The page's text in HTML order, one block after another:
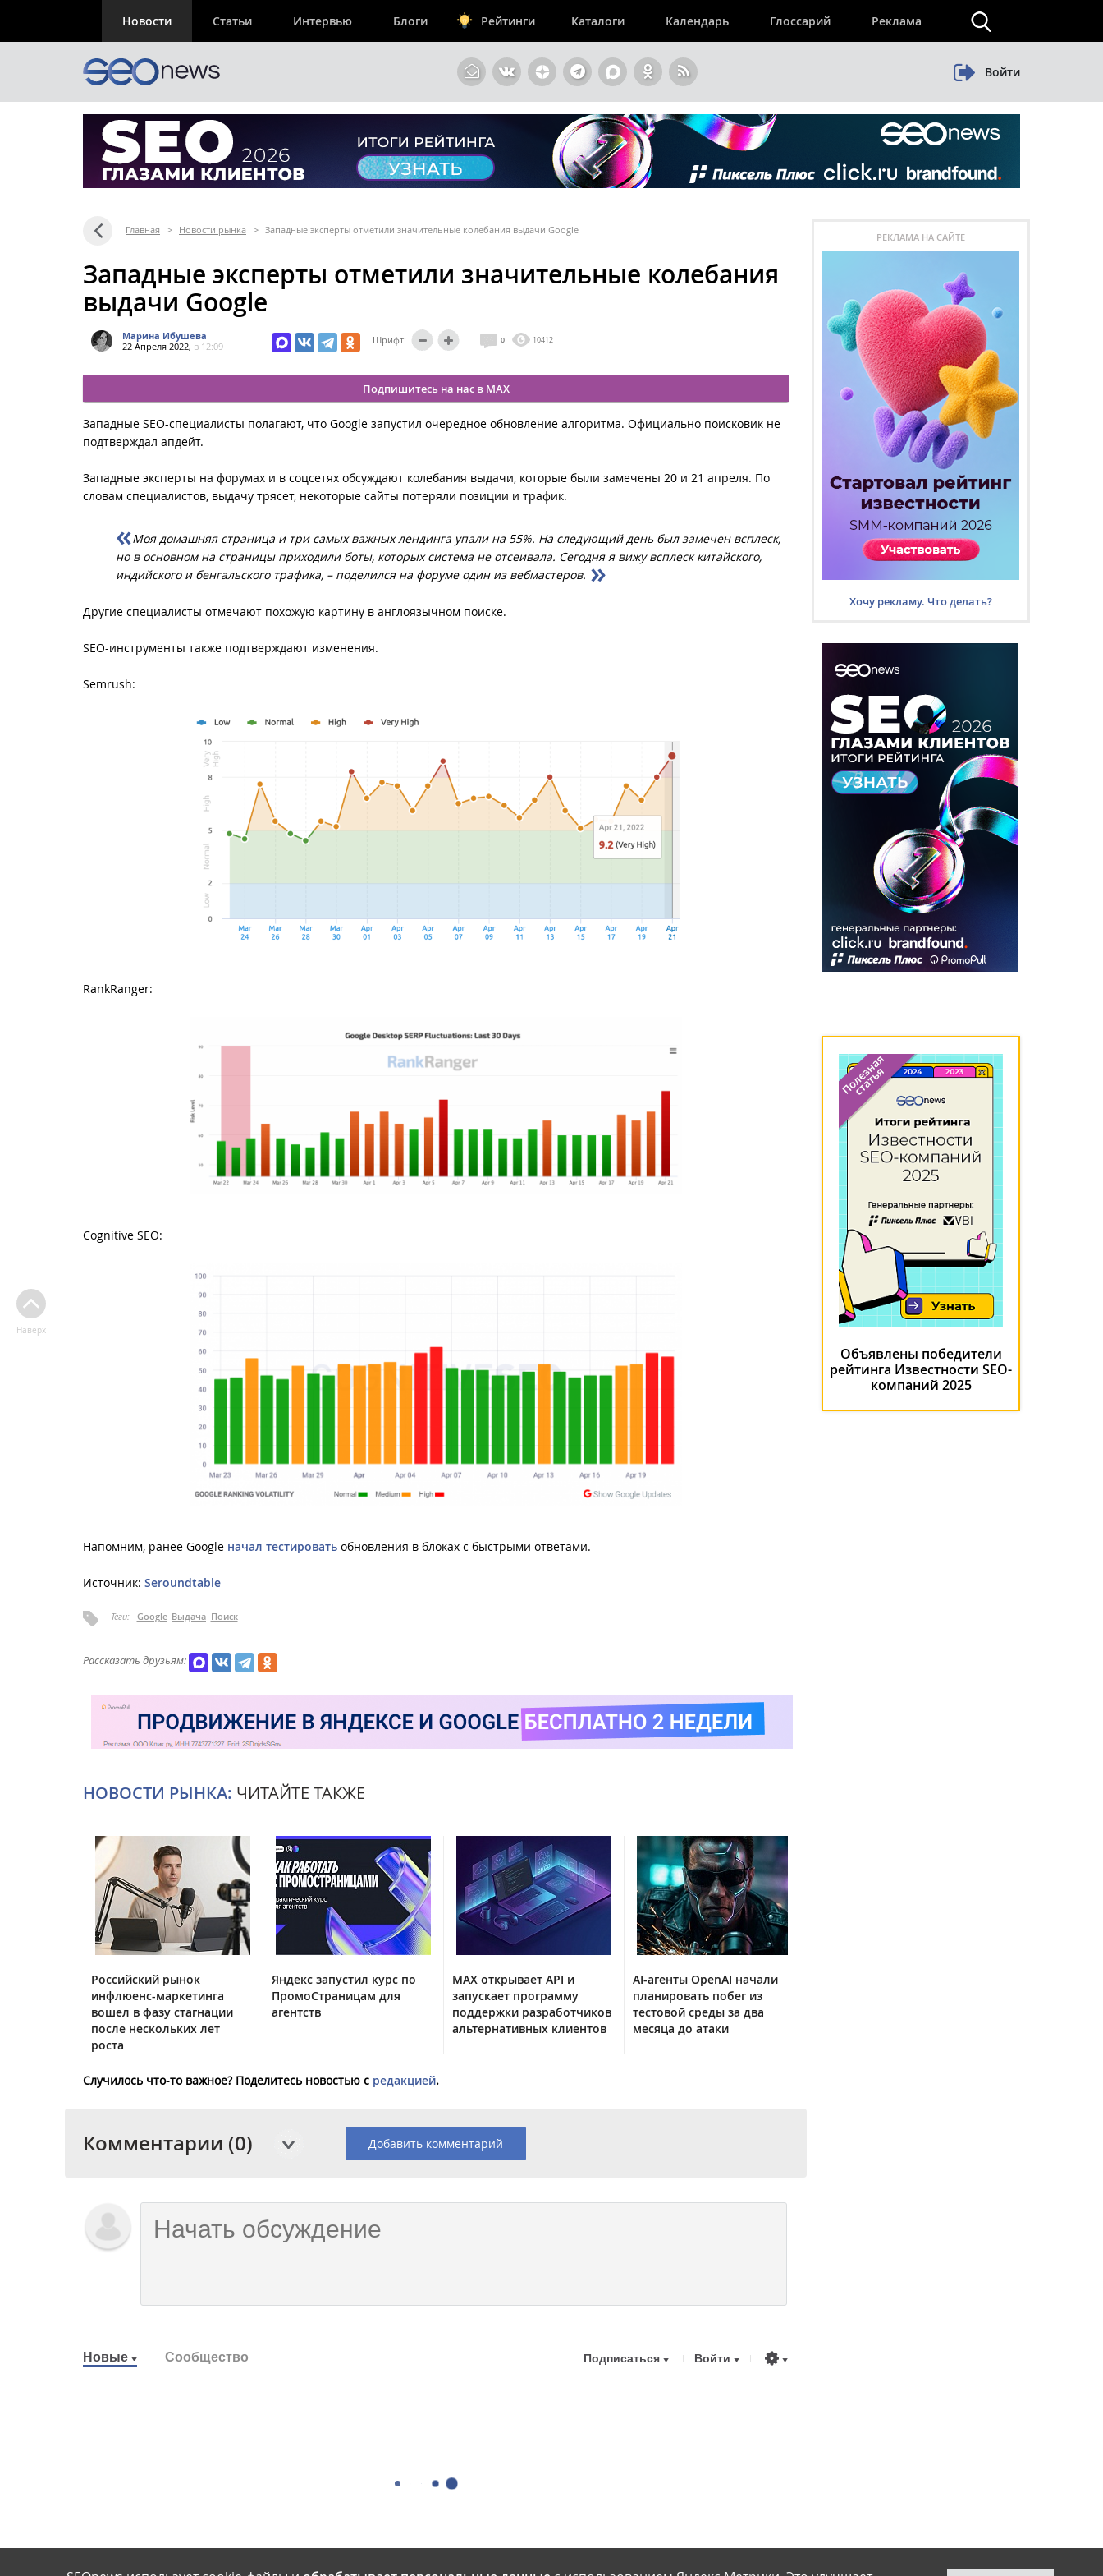
Новости Статьи Интервью Блоги Рейтинги Каталоги Календарь Глоссарий Реклама
Войти
Главная > Новости рынка > Западные эксперты отметили значительные колебания выдачи Google
Западные эксперты отметили значительные колебания
выдачи Google
Марина Ибушева
22 Апреля 2022, в 12:09
Шрифт: 0 10412
Подпишитесь на нас в MAX
Западные SEO-специалисты полагают, что Google запустил очередное обновление алгоритма. Официально поисковик не
подтверждал апдейт.
Западные эксперты на форумах и в соцсетях обсуждают колебания выдачи, которые были замечены 20 и 21 апреля. По
словам специалистов, выдачу трясет, некоторые сайты потеряли позиции и трафик.
Моя домашняя страница и три самых важных лендинга упали на 55%. На следующий день был замечен всплеск,
но в основном на страницы приходили боты, которых система не отсеивала. Сегодня я вижу всплеск китайского,
индийского и бенгальского трафика, – поделился на форуме один из вебмастеров.
Другие специалисты отмечают похожую картину в англоязычном поиске.
SEO-инструменты также подтверждают изменения.
Semrush:
RankRanger:
Cognitive SEO:
Напомним, ранее Google начал тестировать обновления в блоках с быстрыми ответами.
Источник: Seroundtable
Теги: Google Выдача Поиск
Рассказать друзьям:
НОВОСТИ РЫНКА: ЧИТАЙТЕ ТАКЖЕ
Российский рынок
инфлюенс-маркетинга
вошел в фазу стагнации
после нескольких лет
роста
Яндекс запустил курс по
ПромоСтраницам для
агентств
MAX открывает API и
запускает программу
поддержки разработчиков
альтернативных клиентов
AI-агенты OpenAI начали
планировать побег из
тестовой среды за два
месяца до атаки
Случилось что-то важное? Поделитесь новостью с редакцией.
Комментарии (0) Добавить комментарий
Новые Сообщество Подписаться Войти
Наверх
РЕКЛАМА НА САЙТЕ
Хочу рекламу. Что делать?
Объявлены победители
рейтинга Известности SEO-
компаний 2025